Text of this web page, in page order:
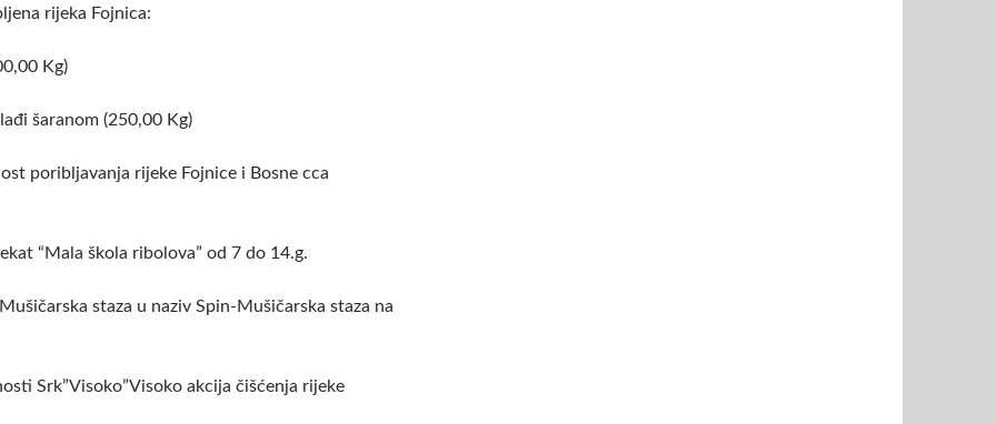
rijeka Fojnica:
Kg)
šaranom (250,00 Kg)
poribljavanja rijeke Fojnice i Bosne cca
“Mala škola ribolova” od 7 do 14.g.
staza u naziv Spin-Mušičarska staza na
Srk”Visoko”Visoko akcija čišćenja rijeke